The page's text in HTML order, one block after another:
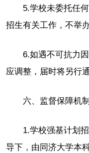
5.学校未委托任
招生有关工作，不举
6.如遇不可抗力
应调整，届时将另行通
六、监督保障机制
1.学校强基计划
导下，由同济大学本